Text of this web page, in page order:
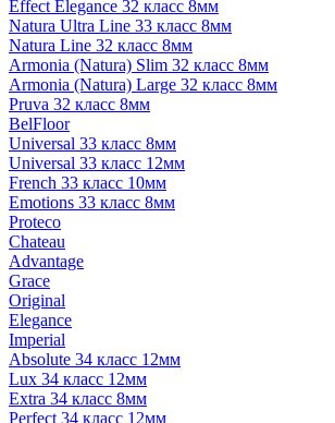
Effect Elegance 32 класс 8мм
Natura Ultra Line 33 класс 8мм
Natura Line 32 класс 8мм
Armonia (Natura) Slim 32 класс 8мм
Armonia (Natura) Large 32 класс 8мм
Pruva 32 класс 8мм
BelFloor
Universal 33 класс 8мм
Universal 33 класс 12мм
French 33 класс 10мм
Emotions 33 класс 8мм
Proteco
Chateau
Advantage
Grace
Original
Elegance
Imperial
Absolute 34 класс 12мм
Lux 34 класс 12мм
Extra 34 класс 8мм
Perfect 34 класс 12мм